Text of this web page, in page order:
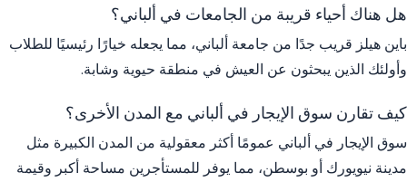
هل هناك أحياء قريبة من الجامعات في ألباني؟
باين هيلز قريب جدًا من جامعة ألباني، مما يجعله خيارًا رئيسيًا للطلاب
وأولئك الذين يبحثون عن العيش في منطقة حيوية وشابة.
كيف تقارن سوق الإيجار في ألباني مع المدن الأخرى؟
سوق الإيجار في ألباني عمومًا أكثر معقولية من المدن الكبيرة مثل
مدينة نيويورك أو بوسطن، مما يوفر للمستأجرين مساحة أكبر وقيمة